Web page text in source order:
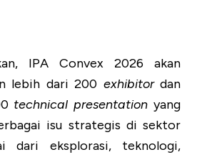
IPA Convex 2026 akan
lebih dari 200 exhibitordan
technical presentation yang
isu strategis di sektor
dari eksplorasi, teknologi,